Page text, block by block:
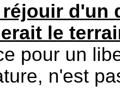
d'un
le
pour un
n'est